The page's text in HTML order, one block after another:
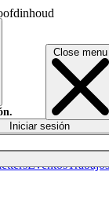
Close menu
EventosTrabajos
Iniciar sesión